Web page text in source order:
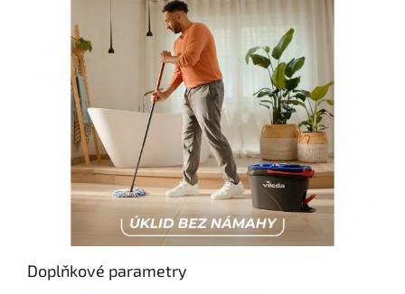
Doplňkové parametry